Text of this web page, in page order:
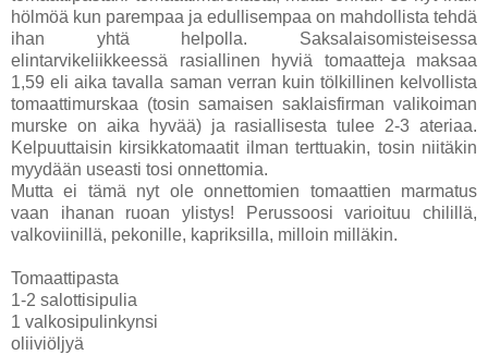
hölmöä kun parempaa ja edullisempaa on mahdollista tehdä
ihan yhtä helpolla. Saksalaisomisteisessa
elintarvikeliikkeessä rasiallinen hyviä tomaatteja maksaa
1,59 eli aika tavalla saman verran kuin tölkillinen kelvollista
tomaattimurskaa (tosin samaisen saklaisfirman valikoiman
murske on aika hyvää) ja rasiallisesta tulee 2-3 ateriaa.
Kelpuuttaisin kirsikkatomaatit ilman terttuakin, tosin niitäkin
myydään useasti tosi onnettomia.
Mutta ei tämä nyt ole onnettomien tomaattien marmatus
vaan ihanan ruoan ylistys! Perussoosi varioituu chilillä,
valkoviinillä, pekonille, kapriksilla, milloin milläkin.
Tomaattipasta
1-2 salottisipulia
1 valkosipulinkynsi
oliiviöljyä